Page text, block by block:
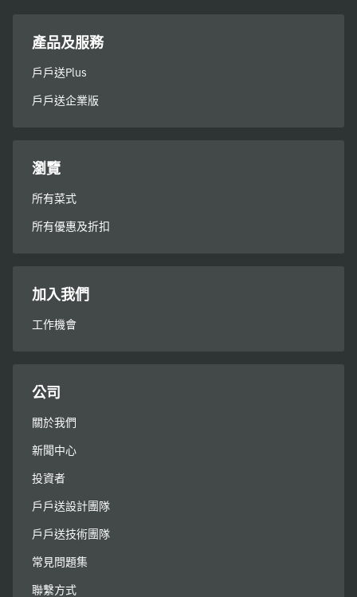
產品及服務
戶戶送Plus
戶戶送企業版
瀏覽
所有菜式
所有優惠及折扣
加入我們
工作機會
公司
關於我們
新聞中心
投資者
戶戶送設計團隊
戶戶送技術團隊
常見問題集
聯繫方式